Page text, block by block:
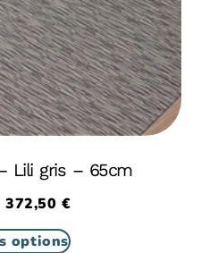
Lili gris – 65cm
372,50€
options